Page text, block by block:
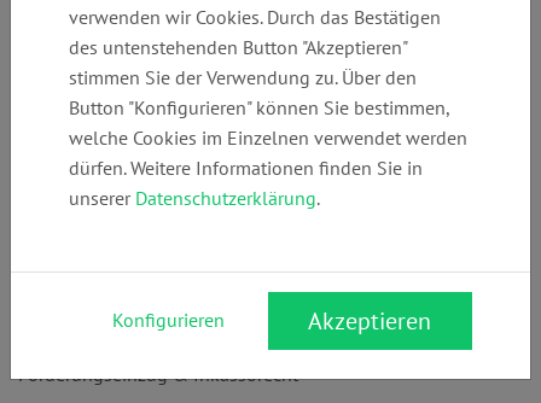
+49 (0)
89918746
info@rechtsanw
alt-jobst.de
www.rechtsanwa
lt-jobst.de
Anschrift:
Rechtsgebiete:
Bau- & Architektenrecht
WEG/Wohnungseigentumsrecht,Verkehrsrecht,
Forderungseinzug & Inkassorecht
verwenden wir Cookies. Durch das Bestätigen
des untenstehenden Button "Akzeptieren"
stimmen Sie der Verwendung zu. Über den
Button "Konfigurieren" können Sie bestimmen,
welche Cookies im Einzelnen verwendet werden
dürfen. Weitere Informationen finden Sie in
unserer Datenschutzerklärung.
Konfigurieren Akzeptieren